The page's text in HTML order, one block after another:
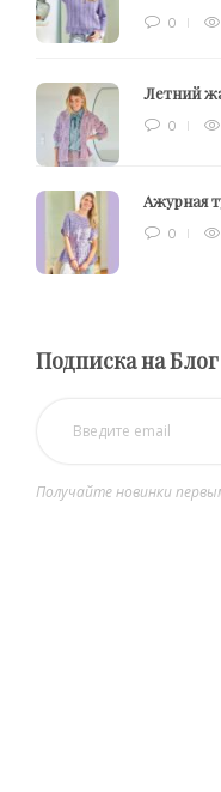
0
Летний
0
Ажурная
0
Подписка на Блог
Получайте новинки